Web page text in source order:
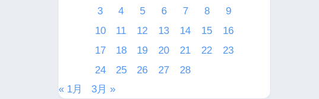
3
4 5 6 7 8
9
10
11 12 13 14 15
16
17
18 19 20 21 22
23
24
25 26 27
28
« 1月
3月 »